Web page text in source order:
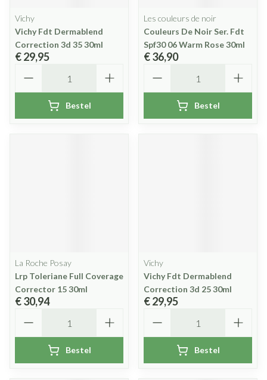
Vichy
Vichy Fdt Dermablend
Correction 3d 35 30ml
€ 29,95
Bestel
Les couleurs de noir
Couleurs De Noir Ser. Fdt
Spf30 06 Warm Rose 30ml
€ 36,90
Bestel
La Roche Posay
Lrp Toleriane Full Coverage
Corrector 15 30ml
€ 30,94
Bestel
Vichy
Vichy Fdt Dermablend
Correction 3d 25 30ml
€ 29,95
Bestel